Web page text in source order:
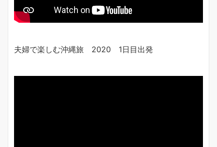
夫婦で楽しむ沖縄旅 2020 1日目出発